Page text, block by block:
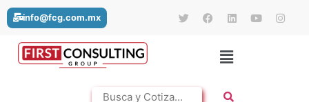
info@fcg.com.mx